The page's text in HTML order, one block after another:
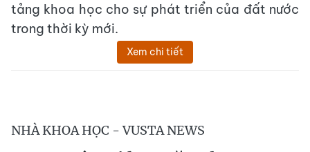
tảng khoa học cho sự phát triển của đất nước
trong thời kỳ mới.
Xem chi tiết
NHÀ KHOA HỌC - VUSTA NEWS